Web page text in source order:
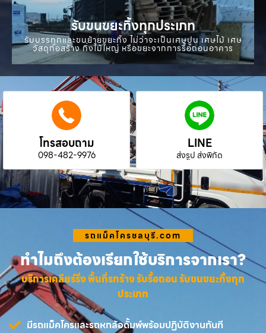
รับขนขยะทิ้งทุกประเภท
รับบรรทุกและขนย้ายขยะทิ้ง ไม่ว่าจะเป็นเศษปูน เศษไม้ เศษ
วัสดุก่อสร้าง กิ่งไม้ใหญ่ หรือขยะจากการรื้อถอนอาคาร
โทรสอบถาม
098-482-9976
LINE
ส่งรูป ส่งพิกัด
รถแม็คโครชลบุรี.com
ทำไมถึงต้องเรียกใช้บริการจากเรา?
บริการเคลียร์ริ่ง พื้นที่รกร้าง รับรื้อถอน รับขนขยะทิ้งทุก
ประเภท
มีรถแม็คโครและรถหกล้อดั้มพ์พร้อมปฏิบัติงานทันที